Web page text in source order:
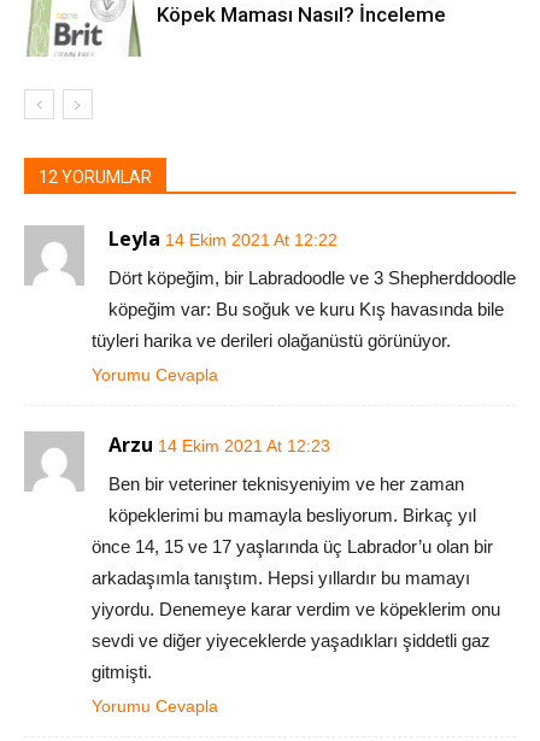
Köpek Maması Nasıl? İnceleme
12 YORUMLAR
Leyla 14 Ekim 2021 At 12:22
Dört köpeğim, bir Labradoodle ve 3 Shepherddoodle
köpeğim var: Bu soğuk ve kuru Kış havasında bile
tüyleri harika ve derileri olağanüstü görünüyor.
Yorumu Cevapla
Arzu 14 Ekim 2021 At 12:23
Ben bir veteriner teknisyeniyim ve her zaman
köpeklerimi bu mamayla besliyorum. Birkaç yıl
önce 14, 15 ve 17 yaşlarında üç Labrador’u olan bir
arkadaşımla tanıştım. Hepsi yıllardır bu mamayı
yiyordu. Denemeye karar verdim ve köpeklerim onu ​​
sevdi ve diğer yiyeceklerde yaşadıkları şiddetli gaz
gitmişti.
Yorumu Cevapla